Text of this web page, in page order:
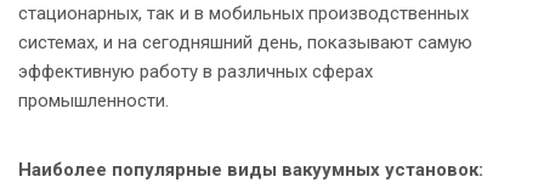
стационарных, так и в мобильных производственных
системах, и на сегодняшний день, показывают самую
эффективную работу в различных сферах
промышленности.
Наиболее популярные виды вакуумных установок: